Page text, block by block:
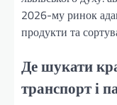
2026-му ринок
продукти та
Де шукати
транспорт і